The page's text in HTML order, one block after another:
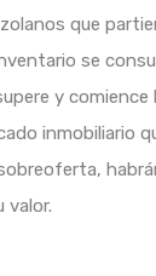
que
se
y
inmobiliario
valor.